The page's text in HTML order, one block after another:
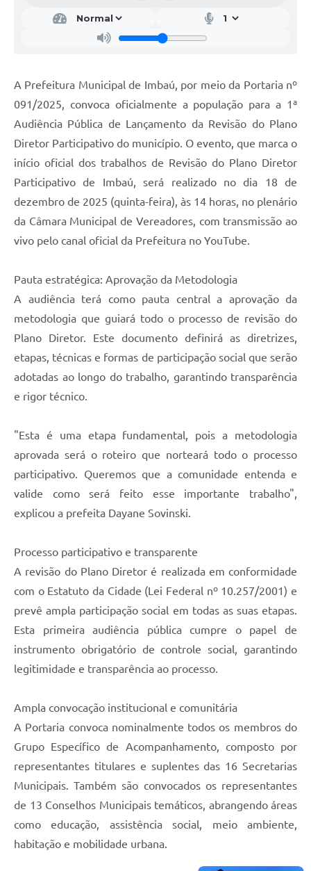
A Prefeitura Municipal de Imbaú, por meio da Portaria nº
091/2025, convoca oficialmente a população para a 1ª
Audiência Pública de Lançamento da Revisão do Plano
Diretor Participativo do município. O evento, que marca o
início oficial dos trabalhos de Revisão do Plano Diretor
Participativo de Imbaú, será realizado no dia 18 de
dezembro de 2025 (quinta-feira), às 14 horas, no plenário
da Câmara Municipal de Vereadores, com transmissão ao
vivo pelo canal oficial da Prefeitura no YouTube.
Pauta estratégica: Aprovação da Metodologia
A audiência terá como pauta central a aprovação da
metodologia que guiará todo o processo de revisão do
Plano Diretor. Este documento definirá as diretrizes,
etapas, técnicas e formas de participação social que serão
adotadas ao longo do trabalho, garantindo transparência
e rigor técnico.
"Esta é uma etapa fundamental, pois a metodologia
aprovada será o roteiro que norteará todo o processo
participativo. Queremos que a comunidade entenda e
valide como será feito esse importante trabalho",
explicou a prefeita Dayane Sovinski.
Processo participativo e transparente
A revisão do Plano Diretor é realizada em conformidade
com o Estatuto da Cidade (Lei Federal nº 10.257/2001) e
prevê ampla participação social em todas as suas etapas.
Esta primeira audiência pública cumpre o papel de
instrumento obrigatório de controle social, garantindo
legitimidade e transparência ao processo.
Ampla convocação institucional e comunitária
A Portaria convoca nominalmente todos os membros do
Grupo Específico de Acompanhamento, composto por
representantes titulares e suplentes das 16 Secretarias
Municipais. Também são convocados os representantes
de 13 Conselhos Municipais temáticos, abrangendo áreas
como educação, assistência social, meio ambiente,
habitação e mobilidade urbana.